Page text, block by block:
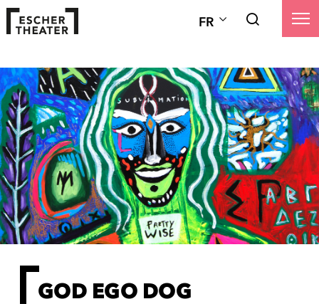
FR
GOD EGO DOG